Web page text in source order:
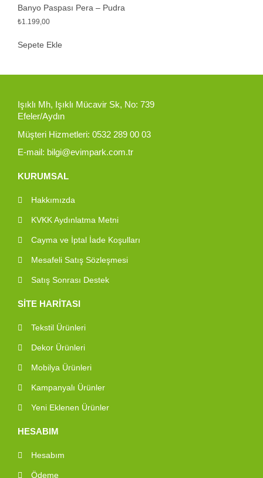
Banyo Paspası Pera – Pudra
₺1.199,00
Sepete Ekle
Işıklı Mh, Işıklı Mücavir Sk, No: 739
Efeler/Aydın
Müşteri Hizmetleri: 0532 289 00 03
E-mail: bilgi@evimpark.com.tr
KURUMSAL
Hakkımızda
KVKK Aydınlatma Metni
Cayma ve İptal İade Koşulları
Mesafeli Satış Sözleşmesi
Satış Sonrası Destek
SİTE HARİTASI
Tekstil Ürünleri
Dekor Ürünleri
Mobilya Ürünleri
Kampanyalı Ürünler
Yeni Eklenen Ürünler
HESABIM
Hesabım
Ödeme